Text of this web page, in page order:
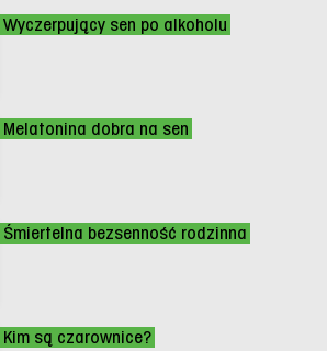
Wyczerpujący sen po alkoholu
Melatonina dobra na sen
Śmiertelna bezsenność rodzinna
Kim są czarownice?